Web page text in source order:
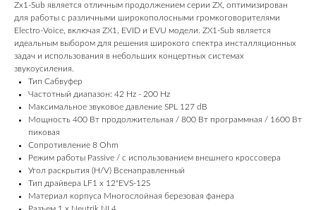
Zx1-Sub является отличным продолжением серии ZX, оптимизирован
для работы с различными широкополосными громкоговорителями
Electro-Voice, включая ZX1, EVID и EVU модели. ZX1-Sub является
идеальным выбором для решения широкого спектра инсталляционных
задач и использования в небольших концертных системах
звукоусиления.
Тип Сабвуфер
Частотный диапазон: 42 Hz - 200 Hz
Максимальное звуковое давление SPL 127 dB
Мощность 400 Вт продолжительная / 800 Вт программная / 1600 Вт
пиковая
Сопротивление 8 Ohm
Режим работы Passive / с использованием внешнего кроссовера
Угол раскрытия (H/V) Всенаправленный
Тип драйвера LF1 x 12"EVS-12S
Материал корпуса Многослойная березовая фанера